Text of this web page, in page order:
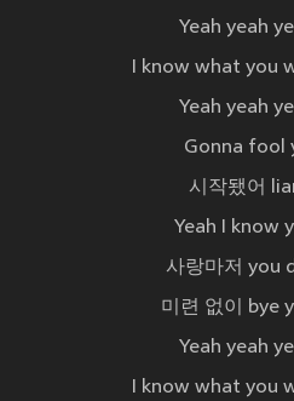
Yeah yeah
I know what you
Yeah yeah
Gonna fool
시작됐어
Yeah I know
사랑마저 you
미련 없이 bye
Yeah yeah
I know what you